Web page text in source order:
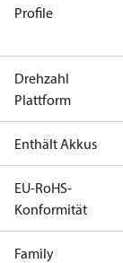
Profile
Drehzahl
Plattform
Enthält Akkus
EU-RoHS-
Konformität
Family